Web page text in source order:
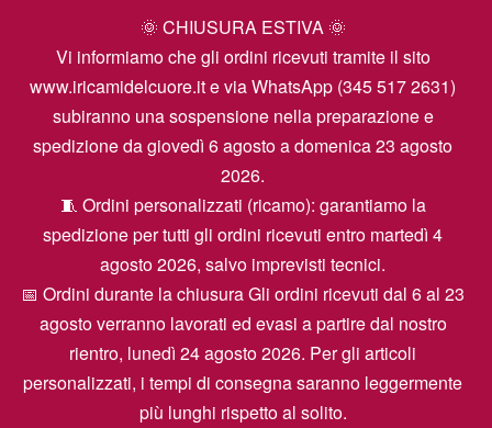
🌞 CHIUSURA ESTIVA 🌞
Vi informiamo che gli ordini ricevuti tramite il sito
www.iricamidelcuore.it e via WhatsApp (345 517 2631)
subiranno una sospensione nella preparazione e
spedizione da giovedì 6 agosto a domenica 23 agosto
2026.
🧵 Ordini personalizzati (ricamo): garantiamo la
spedizione per tutti gli ordini ricevuti entro martedì 4
agosto 2026, salvo imprevisti tecnici.
📅 Ordini durante la chiusura Gli ordini ricevuti dal 6 al 23
agosto verranno lavorati ed evasi a partire dal nostro
rientro, lunedì 24 agosto 2026. Per gli articoli
personalizzati, i tempi di consegna saranno leggermente
più lunghi rispetto al solito.